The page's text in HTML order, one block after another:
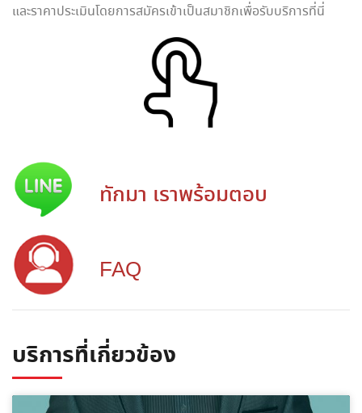
และราคาประเมินโดยการสมัครเข้าเป็นสมาชิกเพื่อรับบริการที่นี่
ทักมา เราพร้อมตอบ
FAQ
บริการที่เกี่ยวข้อง